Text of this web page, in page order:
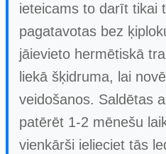
ieteicams to darīt tikai
pagatavotas bez
jāievieto hermētiskā
liekā šķidruma, lai
veidošanos. Saldētas
patērēt 1-2 mēnešu
vienkārši ielieciet tās